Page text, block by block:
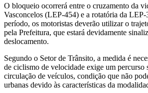
O bloqueio ocorrerá entre o cruzamento da
Vasconcelos (LEP-454) e a rotatória da LEP-
período, os motoristas deverão utilizar o
pela Prefeitura, que estará devidamente
deslocamento.
Segundo o Setor de Trânsito, a medida é
de ciclismo de velocidade exige um percurso
circulação de veículos, condição que não
urbanas devido às características da